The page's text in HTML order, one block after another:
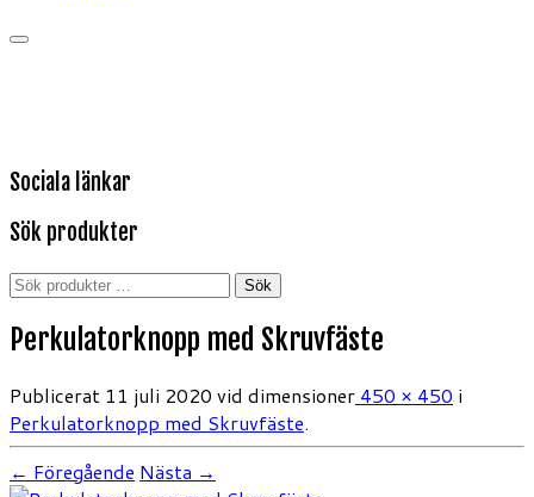
Sociala länkar
Sök produkter
Sök
Sök
Perkulatorknopp med Skruvfäste
Publicerat 11 juli 2020 vid dimensioner 450 × 450 i
Perkulatorknopp med Skruvfäste.
← Föregående Nästa →